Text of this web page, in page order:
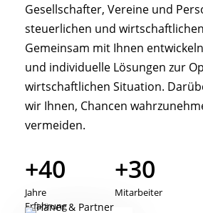
Gesellschafter, Vereine und
steuerlichen und
Gemeinsam mit Ihnen
und individuelle Lösungen zur
wirtschaftlichen Situation.
wir Ihnen, Chancen
vermeiden.
+40
Jahre
Erfahrung
+30
Mitarbeiter